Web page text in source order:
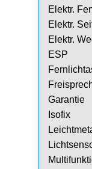
Elektr.
Elektr.
Elektr.
ESP
Garantie
Isofix